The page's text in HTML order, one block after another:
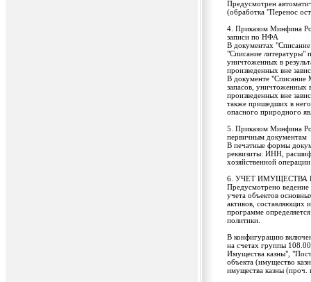
Предусмотрен
(обработка "Перенос
4. Приказом Минфина
записи по НФА
В документах
"Списание литературы"
уничтоженных в
произведенных вне
В документе "Списание
запасов, уничтоженных
произведенных вне
также пришедших в
опасного природного
5. Приказом Минфина
первичным документам
В печатные формы
реквизиты: ИНН,
хозяйственной операции
6. УЧЕТ ИМУЩЕСТВА
Предусмотрено ведение
учета объектов
активов, составляющих
программе
политики.
В конфигурацию
на счетах группы
Имущества казны",
объекта (имущество
имущества казны